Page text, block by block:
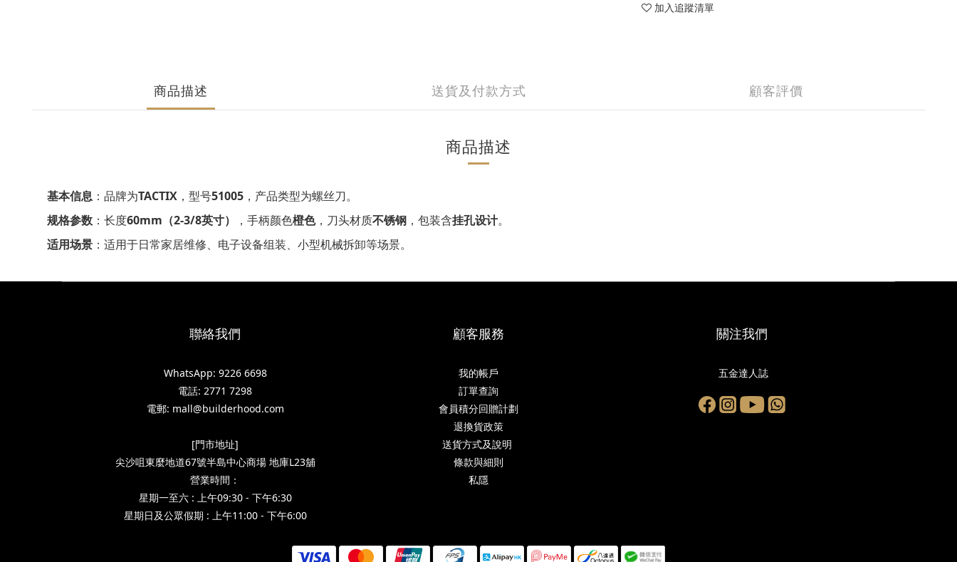
加入追蹤清單
商品描述 送貨及付款方式 顧客評價
商品描述
基本信息 ‌：品牌为‌TACTIX ‌，型号‌51005 ‌，产品类型为螺丝刀。
规格参数 ‌：长度‌60mm（2-3/8英寸） ‌，手柄颜色‌橙色‌，刀头材质‌不锈钢 ‌，包装含‌挂孔设计‌。
适用场景 ‌：适用于日常家居维修、电子设备组装、小型机械拆卸等场景。
聯絡我們
WhatsApp: 9226 6698
電話: 2771 7298
電郵: mall@builderhood.com
[門市地址]
尖沙咀東麼地道67號半島中心商場 地庫L23舖
營業時間：
星期一至六 : 上午09:30 - 下午6:30
星期日及公眾假期 : 上午11:00 - 下午6:00
顧客服務
我的帳戶
訂單查詢
會員積分回贈計劃
退換貨政策
送貨方式及說明
條款與細則
私隱
關注我們
五金達人誌